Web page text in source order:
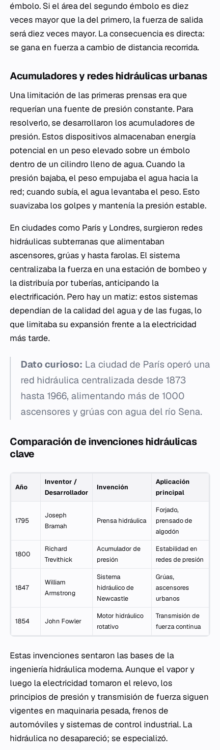
émbolo. Si el área del segundo émbolo es diez
veces mayor que la del primero, la fuerza de salida
será diez veces mayor. La consecuencia es directa:
se gana en fuerza a cambio de distancia recorrida.
Acumuladores y redes hidráulicas urbanas
Una limitación de las primeras prensas era que
requerían una fuente de presión constante. Para
resolverlo, se desarrollaron los acumuladores de
presión. Estos dispositivos almacenaban energía
potencial en un peso elevado sobre un émbolo
dentro de un cilindro lleno de agua. Cuando la
presión bajaba, el peso empujaba el agua hacia la
red; cuando subía, el agua levantaba el peso. Esto
suavizaba los golpes y mantenía la presión estable.
En ciudades como París y Londres, surgieron redes
hidráulicas subterranas que alimentaban
ascensores, grúas y hasta farolas. El sistema
centralizaba la fuerza en una estación de bombeo y
la distribuía por tuberías, anticipando la
electrificación. Pero hay un matiz: estos sistemas
dependían de la calidad del agua y de las fugas, lo
que limitaba su expansión frente a la electricidad
más tarde.
Dato curioso: La ciudad de París operó una
red hidráulica centralizada desde 1873
hasta 1966, alimentando más de 1000
ascensores y grúas con agua del río Sena.
Comparación de invenciones hidráulicas
clave
Año
Inventor /
Desarrollador
Invención
Aplicación
principal
1795
Joseph
Bramah
Prensa hidráulica
Forjado,
prensado de
algodón
1800
Richard
Trevithick
Acumulador de
presión
Estabilidad en
redes de presión
1847
William
Armstrong
Sistema
hidráulico de
Newcastle
Grúas,
ascensores
urbanos
1854 John Fowler
Motor hidráulico
rotativo
Transmisión de
fuerza continua
Estas invenciones sentaron las bases de la
ingeniería hidráulica moderna. Aunque el vapor y
luego la electricidad tomaron el relevo, los
principios de presión y transmisión de fuerza siguen
vigentes en maquinaria pesada, frenos de
automóviles y sistemas de control industrial. La
hidráulica no desapareció; se especializó.